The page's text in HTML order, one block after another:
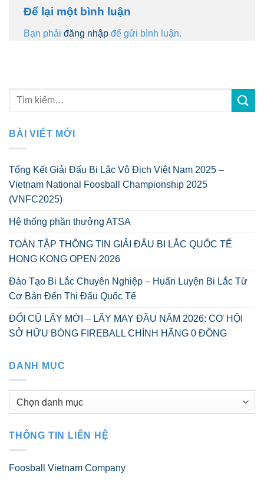
Để lại một bình luận
Bạn phải đăng nhập để gửi bình luận.
BÀI VIẾT MỚI
Tổng Kết Giải Đấu Bi Lắc Vô Địch Việt Nam 2025 –
Vietnam National Foosball Championship 2025
(VNFC2025)
Hệ thống phần thưởng ATSA
TOÀN TẬP THÔNG TIN GIẢI ĐẤU BI LẮC QUỐC TẾ
HONG KONG OPEN 2026
Đào Tạo Bi Lắc Chuyên Nghiệp – Huấn Luyện Bi Lắc Từ
Cơ Bản Đến Thi Đấu Quốc Tế
ĐỔI CŨ LẤY MỚI – LẤY MAY ĐẦU NĂM 2026: CƠ HỘI
SỞ HỮU BÓNG FIREBALL CHÍNH HÃNG 0 ĐỒNG
DANH MỤC
Danh
THÔNG TIN LIÊN HỆ
Foosball Vietnam Company